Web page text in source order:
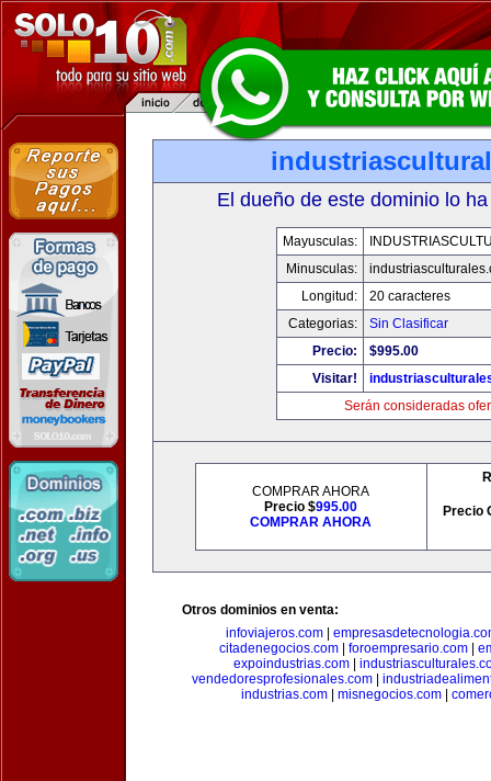
El dueño de este dominio lo
Mayusculas:
Minusculas:
Longitud:
20 caracteres
Categorias:
Sin Clasificar
Precio:
$995.00
Visitar!
Serán consideradas
COMPRAR AHORA
Precio $995.00
COMPRAR AHORA
Precio
Otros dominios en venta:
infoviajeros.com
citadenegocios.com
foroempresario.com
expoindustrias.com
vendedoresprofesionales.com|
industrias.com
misnegocios.com